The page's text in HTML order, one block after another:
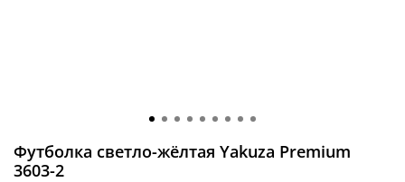
Футболка светло-жёлтая Yakuza Premium
3603-2